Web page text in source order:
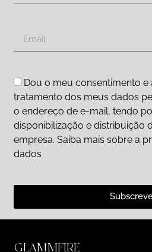
Dou o meu consentimento
tratamento dos meus dados
o endereço de e-mail, tendo
disponibilização e distribuição
empresa. Saiba mais sobre a
dados
GLAMMFIRE